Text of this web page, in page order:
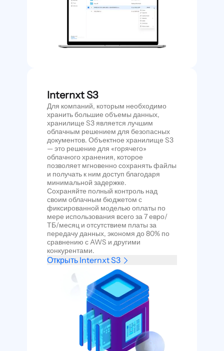
Internxt S3
Для компаний, которым необходимо
хранить большие объемы данных,
хранилище S3 является лучшим
облачным решением для безопасных
документов. Объектное хранилище S3
— это решение для «горячего»
облачного хранения, которое
позволяет мгновенно сохранять файлы
и получать к ним доступ благодаря
минимальной задержке.
Сохраняйте полный контроль над
своим облачным бюджетом с
фиксированной моделью оплаты по
мере использования всего за 7 евро/
ТБ/месяц и отсутствием платы за
передачу данных, экономя до 80% по
сравнению с AWS и другими
конкурентами.
Открыть Internxt S3